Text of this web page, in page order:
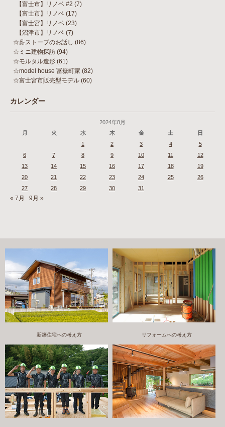
【富士市】リノベ #2 (7)
【富士市】リノベ (17)
【富士宮】リノベ (23)
【沼津市】リノベ (7)
☆薪ストーブのお話し (86)
☆ミニ建物探訪 (94)
☆モルタル造形 (61)
☆model house 冨嶽町家 (82)
☆富士宮市販売型モデル (60)
カレンダー
2024年8月
月
火 水 木 金 土
日
1
2 3 4
5
6
7 8 9 10 11
12
13
14 15 16 17 18
19
20
21 22 23 24 25
26
27
28 29 30 31
« 7月 9月 »
新築住宅への考え方 リフォームへの考え方